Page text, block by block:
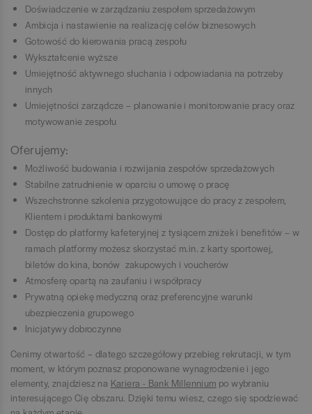
Doświadczenie w zarządzaniu zespołem sprzedażowym
Ambicja i nastawienie na realizację celów biznesowych
Gotowość do kierowania pracą zespołu
Wykształcenie wyższe
Umiejętność aktywnego słuchania i odpowiadania na potrzeby
innych
Umiejętności zarządcze – planowanie i monitorowanie pracy oraz
motywowanie zespołu
Oferujemy:
Możliwość budowania i rozwijania zespołów sprzedażowych
Stabilne zatrudnienie w oparciu o umowę o pracę
Wszechstronne szkolenia przygotowujące do pracy z zespołem,
Klientem i produktami bankowymi
Dostęp do platformy kafeteryjnej z tysiącem zniżek i benefitów – w
ramach platformy możesz skorzystać m.in. z karty sportowej,
biletów do kina, bonów zakupowych i voucherów
Atmosferę opartą na zaufaniu i współpracy
Prywatną opiekę medyczną oraz preferencyjne warunki
ubezpieczenia grupowego
Inicjatywy dobroczynne
Cenimy otwartość – dlatego szczegółowy przebieg rekrutacji, w tym
moment, w którym poznasz proponowane wynagrodzenie i jego
elementy, znajdziesz na Kariera - Bank Millennium po wybraniu
interesującego Cię obszaru. Dzięki temu wiesz, czego się spodziewać